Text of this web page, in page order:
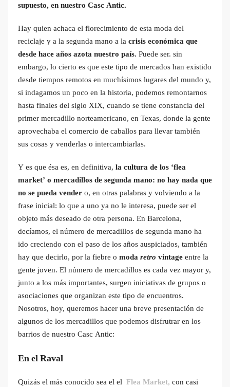
supuesto, en nuestro Casc Antic.
Hay quien achaca el florecimiento de esta moda del
reciclaje y a la segunda mano a la crisis económica que
desde hace años azota nuestro país. Puede ser. sin
embargo, lo cierto es que este tipo de mercados han existido
desde tiempos remotos en muchísimos lugares del mundo y,
si indagamos un poco en la historia, podemos remontarnos
hasta finales del siglo XIX, cuando se tiene constancia del
primer mercadillo norteamericano, en Texas, donde la gente
aprovechaba el comercio de caballos para llevar también
sus cosas y venderlas o intercambiarlas.
Y es que ésa es, en definitiva, la cultura de los ‘flea
market’ o mercadillos de segunda mano: no hay nada que
no se pueda vender o, en otras palabras y volviendo a la
frase inicial: lo que a uno ya no le interesa, puede ser el
objeto más deseado de otra persona. En Barcelona,
decíamos, el número de mercadillos de segunda mano ha
ido creciendo con el paso de los años auspiciados, también
hay que decirlo, por la fiebre o moda retro vintage entre la
gente joven. El número de mercadillos es cada vez mayor y,
junto a los más importantes, surgen iniciativas de grupos o
asociaciones que organizan este tipo de encuentros.
Nosotros, hoy, queremos hacer una breve presentación de
algunos de los mercadillos que podemos disfrutrar en los
barrios de nuestro Casc Antic:
En el Raval
Quizás el más conocido sea el el Flea Market, con casi